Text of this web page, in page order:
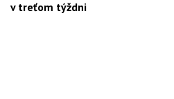
v treťom týždni